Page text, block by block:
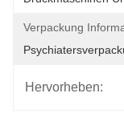
Verpackung
Hervorheben: